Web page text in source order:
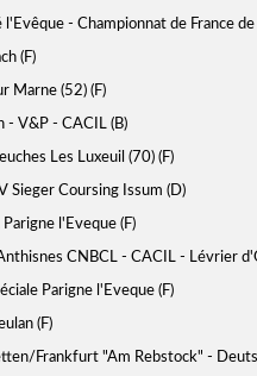
l'Evêque - Championnat de France de
(F)
Marne (52) (F)
- V&P - CACIL (B)
Les Luxeuil (70) (F)
Sieger Coursing Issum (D)
Parigne l'Eveque (F)
CNBCL - CACIL - Lévrier
Parigne l'Eveque (F)
(F)
Frankfurt "Am Rebstock" -